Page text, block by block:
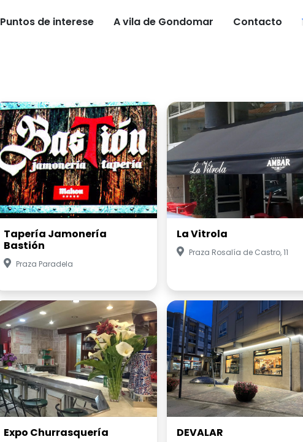
Puntos de interese A vila de Gondomar Contacto
Tapería Jamonería
Bastión
Praza Paradela
La Vitrola
Praza Rosalía de Castro, 11
Expo Churrasquería DEVALAR